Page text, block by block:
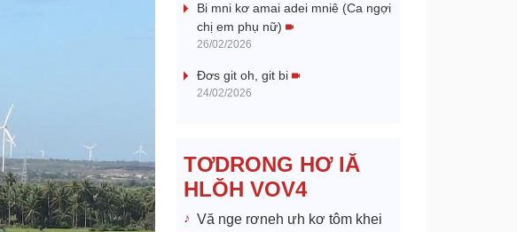
i
Bi mni kơ amai adei mniê (Ca ngợi
chị em phụ nữ)
26/02/2026
Đơs git oh, git bi
24/02/2026
TƠDRONG HƠ IĂ
HLŎH VOV4
Vă nge rơneh ưh kơ tôm khei